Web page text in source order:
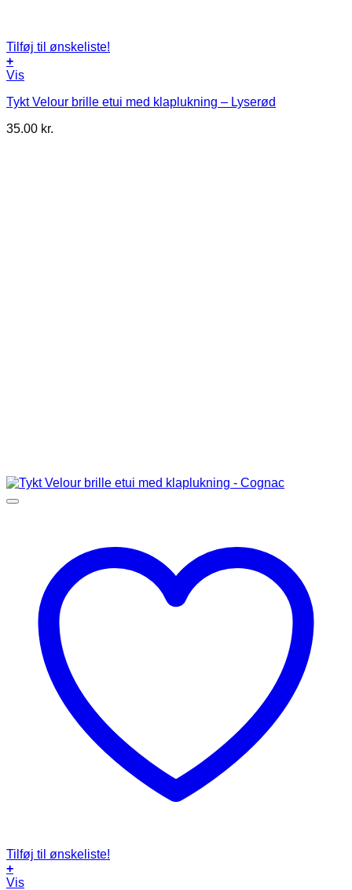
Tilføj til ønskeliste!
+
Vis
Tykt Velour brille etui med klaplukning – Lyserød
35.00 kr.
Tilføj til ønskeliste!
+
Vis